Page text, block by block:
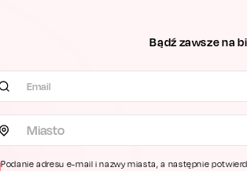
Bądź zawsze na
Miasto
Podanie adresu e-mail i nazwy miasta, a następnie